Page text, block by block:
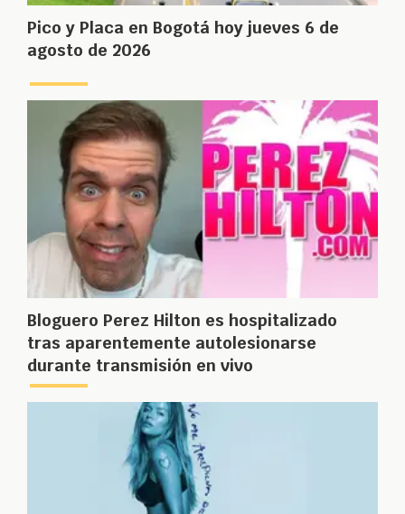
Pico y Placa en Bogotá hoy jueves 6 de
agosto de 2026
Bloguero Perez Hilton es hospitalizado
tras aparentemente autolesionarse
durante transmisión en vivo